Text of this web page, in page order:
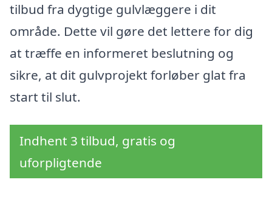
tilbud fra dygtige gulvlæggere i dit
område. Dette vil gøre det lettere for dig
at træffe en informeret beslutning og
sikre, at dit gulvprojekt forløber glat fra
start til slut.
Indhent 3 tilbud, gratis og
uforpligtende